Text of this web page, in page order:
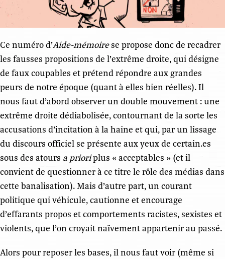
Ce numéro d’Aide-mémoirese propose donc de recadrer
les fausses propositions de l’extrême droite, qui désigne
de faux coupables et prétend répondre aux grandes
peurs de notre époque (quant à elles bien réelles). Il
nous faut d’abord observer un double mouvement : une
extrême droite dédiabolisée, contournant de la sorte les
accusations d’incitation à la haine et qui, par un lissage
du discours officiel se présente aux yeux de certain.es
sous des atours a prioriplus « acceptables » (et il
convient de questionner à ce titre le rôle des médias dans
cette banalisation). Mais d’autre part, un courant
politique qui véhicule, cautionne et encourage
d’effarants propos et comportements racistes, sexistes et
violents, que l’on croyait naïvement appartenir au passé.
Alors pour reposer les bases, il nous faut voir (même si